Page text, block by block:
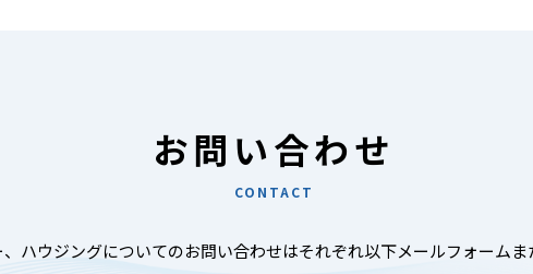
お問い合わせ
CONTACT
ハウジングについてのお問い合わせはそれぞれ以下メールフォームま